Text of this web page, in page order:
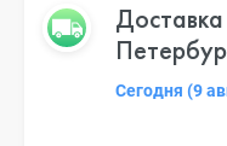
Сегодня (9